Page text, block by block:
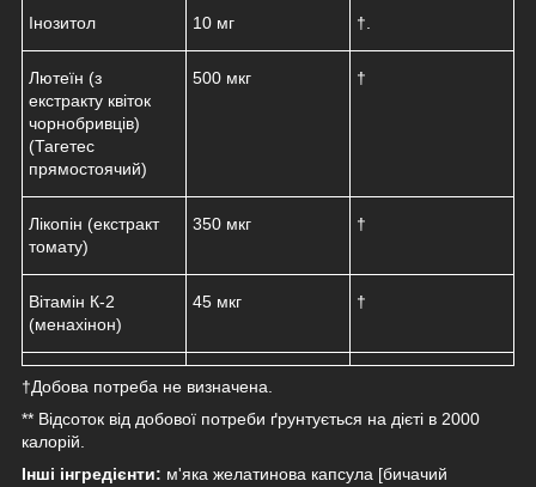
Інозитол 10 мг †.
Лютеїн (з
екстракту квіток
чорнобривців)
(Тагетес
прямостоячий)
500 мкг †
Лікопін (екстракт
томату)
350 мкг †
Вітамін К-2
(менахінон)
45 мкг †
†Добова потреба не визначена.
** Відсоток від добової потреби ґрунтується на дієті в 2000
калорій.
Інші інгредієнти: м'яка желатинова капсула [бичачий